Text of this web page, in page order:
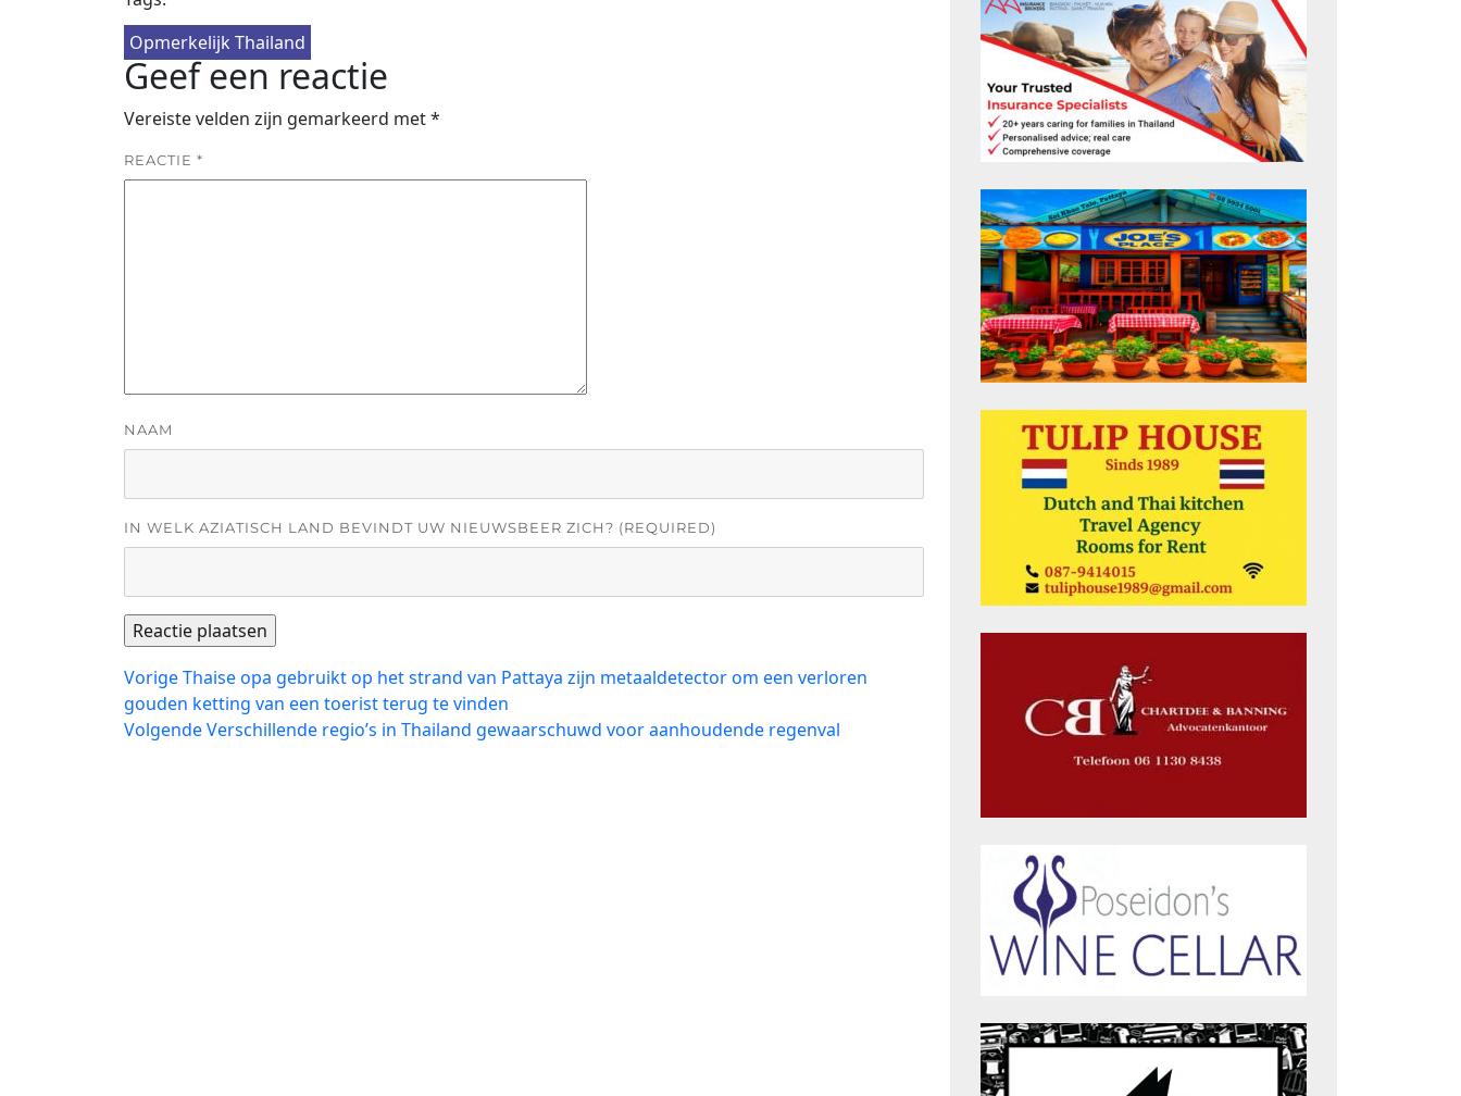
Opmerkelijk Thailand
Geef een reactie
Vereiste velden zijn gemarkeerd met*
REACTIE *
NAAM
IN WELK AZIATISCH LAND BEVINDT UW NIEUWSBEER ZICH? (REQUIRED)
Bericht
navigatie
VorigeVorig
bericht:
Thaise opa gebruikt op het strand van Pattaya zijn metaaldetector om een verloren
gouden ketting van een toerist terug te vinden
VolgendeVolgend
Verschillende regio’s in Thailand gewaarschuwd voor aanhoudende regenval